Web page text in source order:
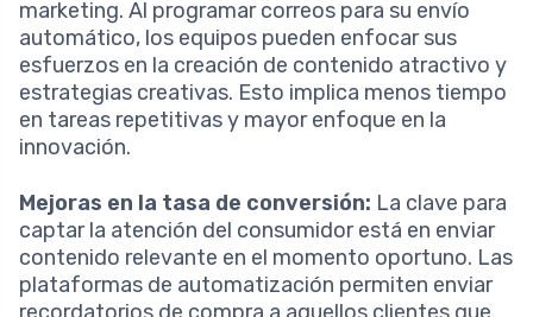
marketing. Al programar correos para su envío
automático, los equipos pueden enfocar sus
esfuerzos en la creación de contenido atractivo y
estrategias creativas. Esto implica menos tiempo
en tareas repetitivas y mayor enfoque en la
innovación.
Mejoras en la tasa de conversión: La clave para
captar la atención del consumidor está en enviar
contenido relevante en el momento oportuno. Las
plataformas de automatización permiten enviar